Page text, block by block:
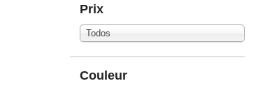
Prix
Todos
Couleur